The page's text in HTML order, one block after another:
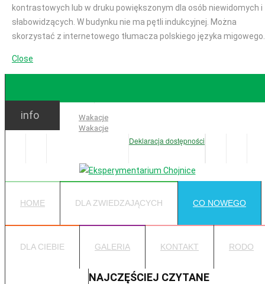
kontrastowych lub w druku powiększonym dla osób niewidomych i
słabowidzących. W budynku nie ma pętli indukcyjnej. Można
skorzystać z internetowego tłumacza polskiego języka migowego.
Close
Ważne:
Wakacje
Wakacje
Deklaracja dostępności
info
HOME DLA ZWIEDZAJĄCYCH CO NOWEGO
DLA CIEBIE GALERIA KONTAKT RODO
NAJCZĘŚCIEJ CZYTANE